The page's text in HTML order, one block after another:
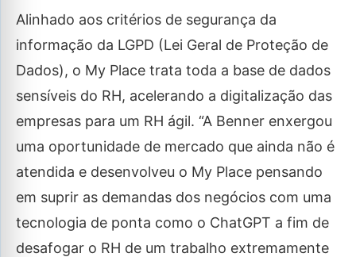
Alinhado aos critérios de segurança da
informação da LGPD (Lei Geral de Proteção de
Dados), o My Place trata toda a base de dados
sensíveis do RH, acelerando a digitalização das
empresas para um RH ágil. “A Benner enxergou
uma oportunidade de mercado que ainda não é
atendida e desenvolveu o My Place pensando
em suprir as demandas dos negócios com uma
tecnologia de ponta como o ChatGPT a fim de
desafogar o RH de um trabalho extremamente